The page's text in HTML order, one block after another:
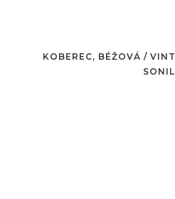
KOBEREC, BÉŽOVÁ /
SONIL